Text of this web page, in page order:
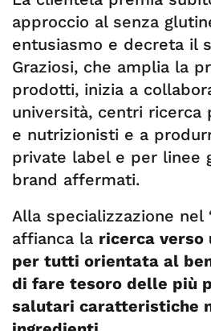
approccio al senza
entusiasmo e decreta il
Graziosi, che amplia la
prodotti, inizia a
università, centri ricerca
e nutrizionisti e a
private label e per linee
brand affermati.
Alla specializzazione nel
affianca la ricerca verso
per tutti orientata al
di fare tesoro delle più
salutari caratteristiche